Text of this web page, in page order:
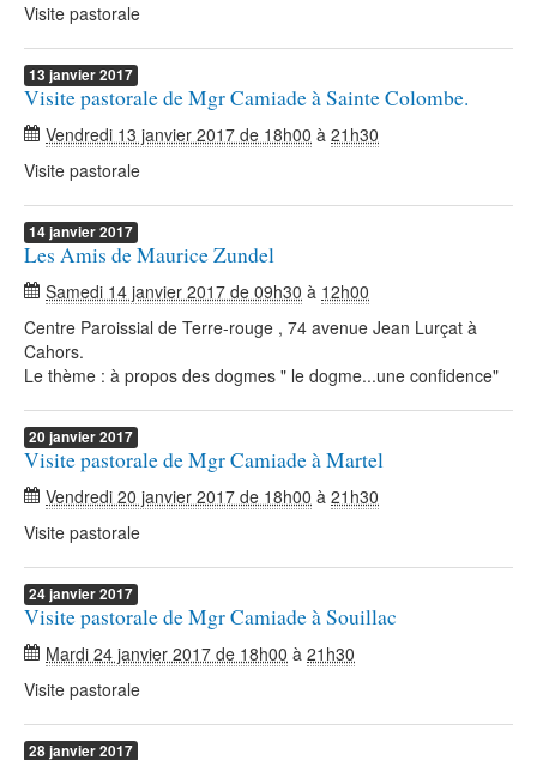
Visite pastorale
13 janvier2017
Visite pastorale de Mgr Camiade à Sainte Colombe.
Vendredi 13 janvier 2017 de 18h00 à 21h30
Visite pastorale
14janvier2017
Les Amis de Maurice Zundel
Samedi 14 janvier 2017 de 09h30 à 12h00
Centre Paroissial de Terre-rouge , 74 avenue Jean Lurçat à
Cahors.
Le thème : à propos des dogmes " le dogme...une confidence"
20 janvier2017
Visite pastorale de Mgr Camiade à Martel
Vendredi 20 janvier 2017 de 18h00 à 21h30
Visite pastorale
24janvier2017
Visite pastorale de Mgr Camiade à Souillac
Mardi 24 janvier 2017 de 18h00 à 21h30
Visite pastorale
28janvier2017